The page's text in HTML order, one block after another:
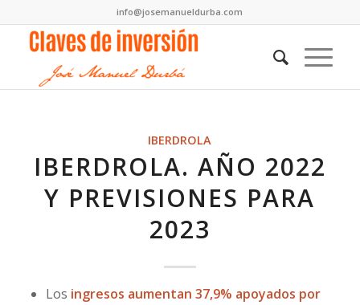
info@josemanueldurba.com
IBERDROLA
IBERDROLA. AÑO 2022
Y PREVISIONES PARA
2023
Los ingresos aumentan 37,9% apoyados por